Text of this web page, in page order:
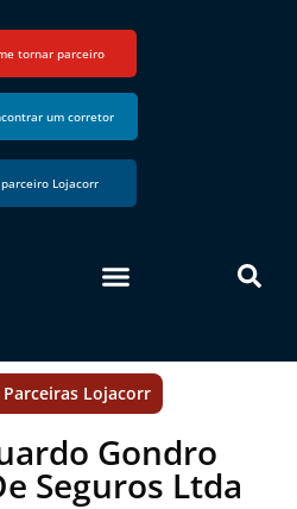
tornar parceiro
um corretor
parceiro Lojacorr
Lojacorr
Gondro
Seguros Ltda